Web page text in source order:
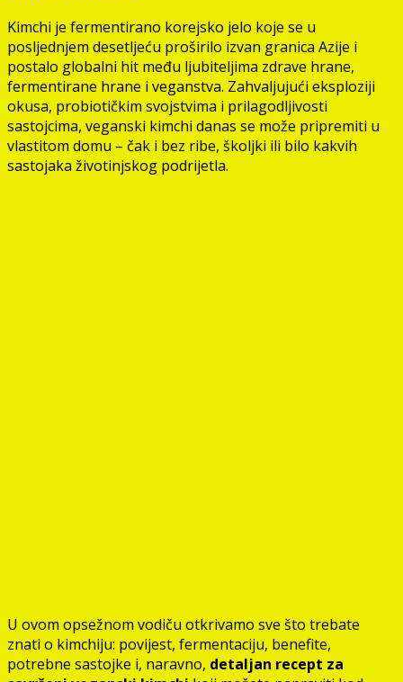
Kimchi je fermentirano korejsko jelo koje se u
posljednjem desetljeću proširilo izvan granica Azije i
postalo globalni hit među ljubiteljima zdrave hrane,
fermentirane hrane i veganstva. Zahvaljujući eksploziji
okusa, probiotičkim svojstvima i prilagodljivosti
sastojcima, veganski kimchi danas se može pripremiti u
vlastitom domu – čak i bez ribe, školjki ili bilo kakvih
sastojaka životinjskog podrijetla.
U ovom opsežnom vodiču otkrivamo sve što trebate
znati o kimchiju: povijest, fermentaciju, benefite,
potrebne sastojke i, naravno, detaljan recept za